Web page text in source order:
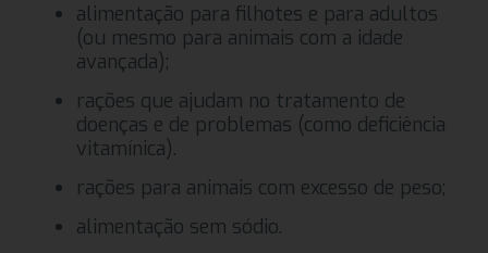
alimentação para filhotes e para adultos
(ou mesmo para animais com a idade
avançada);
rações que ajudam no tratamento de
doenças e de problemas (como deficiência
vitamínica).
rações para animais com excesso de peso;
alimentação sem sódio.